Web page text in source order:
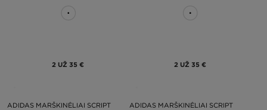
2 UŽ 35 €
ADIDAS MARŠKINĖLIAI SCRIPT
2 UŽ 35 €
ADIDAS MARŠKINĖLIAI SCRIPT